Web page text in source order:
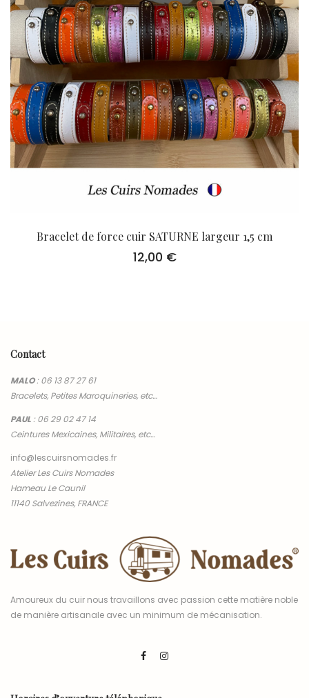
Bracelet de force cuir SATURNE largeur 1,5 cm
12,00 €
Contact
MALO:06 13 87 27 61
Bracelets, Petites Maroquineries, etc…
PAUL:06 29 02 47 14
Ceintures Mexicaines, Militaires, etc…
info@lescuirsnomades.fr
Atelier Les Cuirs Nomades
Hameau Le Caunil
11140 Salvezines, FRANCE
Amoureux du cuir nous travaillons avec passion cette matière noble
de manière artisanale avec un minimum de mécanisation.